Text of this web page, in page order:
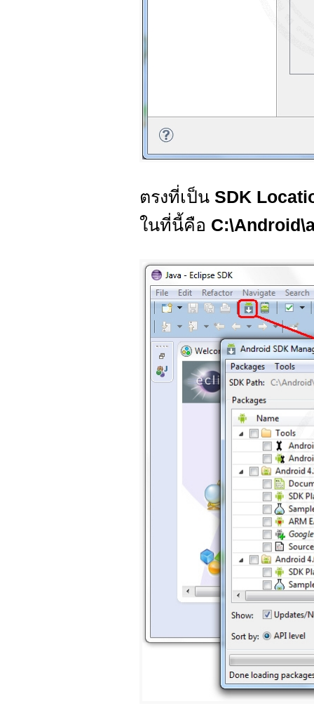
ตรงที่เป็น SDK
ในที่นี้คือ